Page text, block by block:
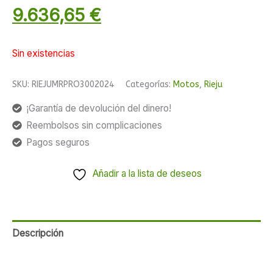
9.636,65 €
Sin existencias
SKU: RIEJUMRPRO3002024 Categorías: Motos, Rieju
¡Garantía de devolución del dinero!
Reembolsos sin complicaciones
Pagos seguros
Añadir a la lista de deseos
Descripción